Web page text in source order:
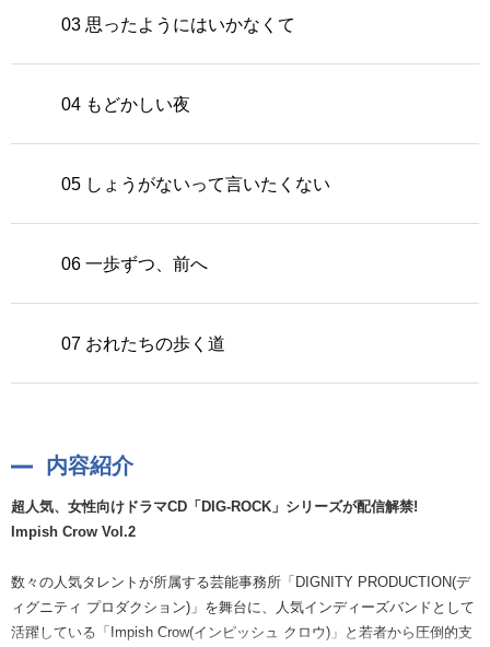
03 思ったようにはいかなくて
04 もどかしい夜
05 しょうがないって言いたくない
06 一歩ずつ、前へ
07 おれたちの歩く道
内容紹介
超人気、女性向けドラマCD「DIG-ROCK」シリーズが配信解禁!
Impish Crow Vol.2
数々の人気タレントが所属する芸能事務所「DIGNITY PRODUCTION(デ
ィグニティ プロダクション)」を舞台に、人気インディーズバンドとして
活躍している「Impish Crow(インピッシュ クロウ)」と若者から圧倒的支